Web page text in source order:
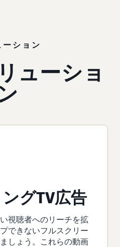
ーション
ューショ
グTV広告
視聴者へのリーチを拡
できないフルスクリー
しょう。これらの動画